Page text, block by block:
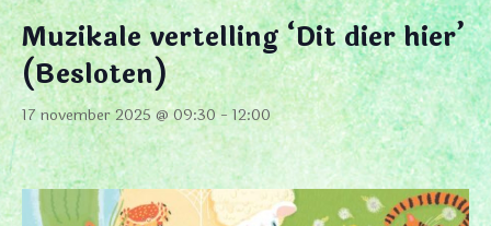
Muzikale vertelling ‘Dit dier hier’
(Besloten)
17 november 2025 @ 09:30-12:00